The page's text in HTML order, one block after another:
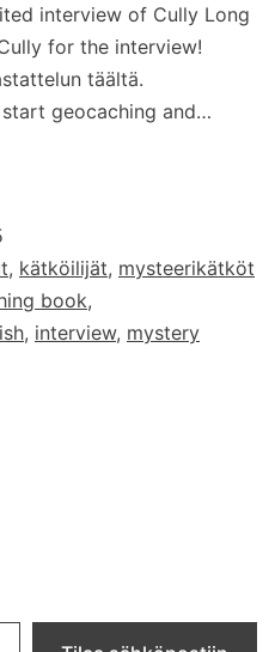
interview of Cully Long
for the interview!
täältä.
geocaching and…
, kätköilijät, mysteerikätköt
book,
, interview, mystery